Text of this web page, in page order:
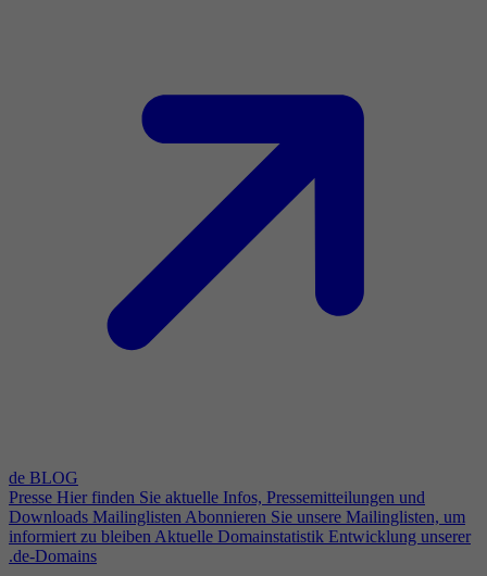
de BLOG
Presse Hier finden Sie aktuelle Infos, Pressemitteilungen und
Downloads Mailinglisten Abonnieren Sie unsere Mailinglisten, um
informiert zu bleiben Aktuelle Domainstatistik Entwicklung unserer
.de-Domains